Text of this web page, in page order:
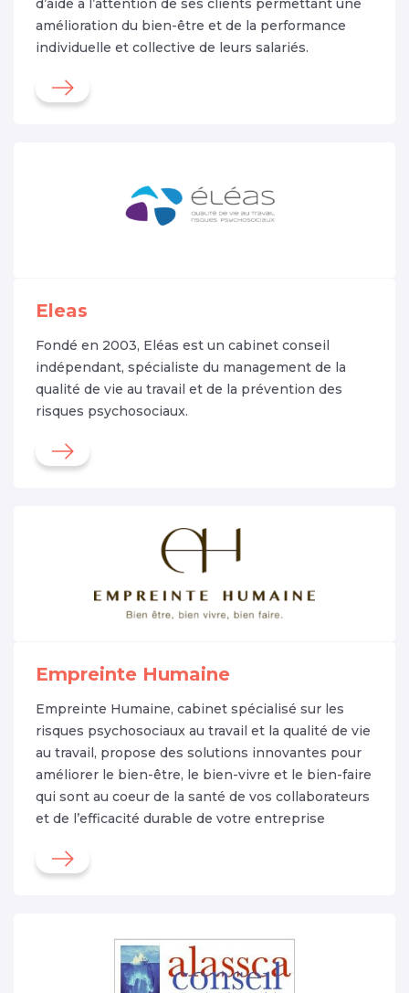
d’aide à l’attention de ses clients permettant une
amélioration du bien-être et de la performance
individuelle et collective de leurs salariés.
Eleas
Fondé en 2003, Eléas est un cabinet conseil
indépendant, spécialiste du management de la
qualité de vie au travail et de la prévention des
risques psychosociaux.
Empreinte Humaine
Empreinte Humaine, cabinet spécialisé sur les
risques psychosociaux au travail et la qualité de vie
au travail, propose des solutions innovantes pour
améliorer le bien-être, le bien-vivre et le bien-faire
qui sont au coeur de la santé de vos collaborateurs
et de l’efficacité durable de votre entreprise